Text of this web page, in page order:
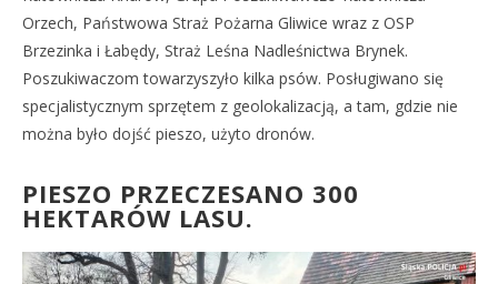
Orzech, Państwowa Straż Pożarna Gliwice wraz z OSP
Brzezinka i Łabędy, Straż Leśna Nadleśnictwa Brynek.
Poszukiwaczom towarzyszyło kilka psów. Posługiwano się
specjalistycznym sprzętem z geolokalizacją, a tam, gdzie nie
można było dojść pieszo, użyto dronów.
PIESZO PRZECZESANO 300
HEKTARÓW LASU.